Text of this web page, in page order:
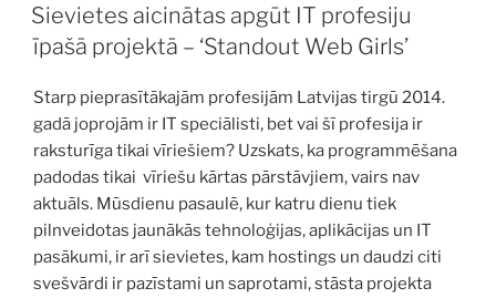
Sievietes aicinātas apgūt IT profesiju
īpašā projektā – ‘Standout Web Girls’
Starp pieprasītākajām profesijām Latvijas tirgū 2014.
gadā joprojām ir IT speciālisti, bet vai šī profesija ir
raksturīga tikai vīriešiem? Uzskats, ka programmēšana
padodas tikai vīriešu kārtas pārstāvjiem, vairs nav
aktuāls. Mūsdienu pasaulē, kur katru dienu tiek
pilnveidotas jaunākās tehnoloģijas, aplikācijas un IT
pasākumi, ir arī sievietes, kam hostings un daudzi citi
svešvārdi ir pazīstami un saprotami, stāsta projekta